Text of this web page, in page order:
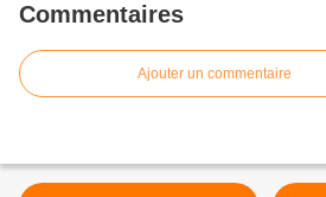
Commentaires
Ajouter un commentaire